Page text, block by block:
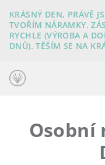
obsah
KRÁSNÝ DEN, PRÁVĚ
TVOŘÍM NÁRAMKY.
RYCHLE (VÝROBA A
DNŮ). TĚŠÍM SE NA
Osobní